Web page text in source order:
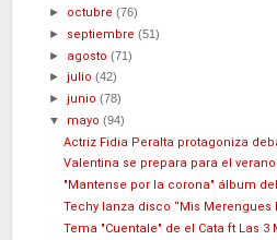
► octubre(76)
► septiembre(51)
► agosto(71)
►julio(42)
►junio(78)
▼ mayo(94)
Actriz Fidia Peralta protagoniza
Valentina se prepara para el verano
"Mantense por la corona" álbum
Techy lanza disco “Mis Merengues
Tema "Cuentale" de el Cata ft Las 3